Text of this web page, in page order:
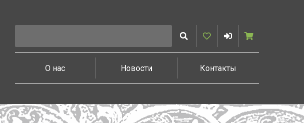
ИскатьИзбранное
ВойтиКорзина
О нас Новости Контакты